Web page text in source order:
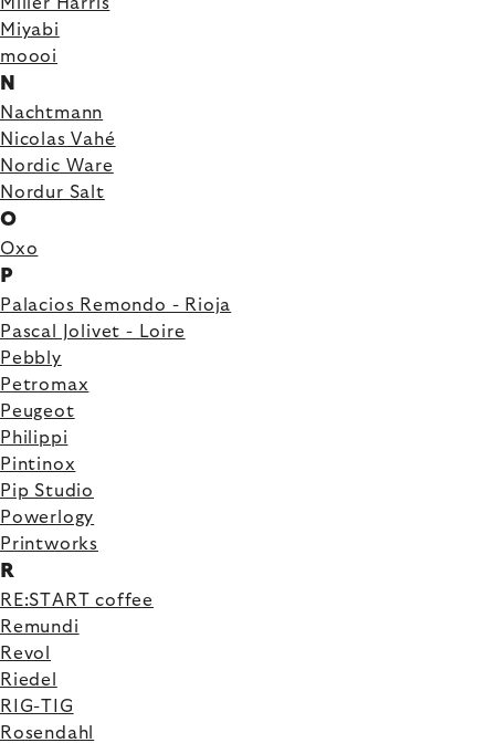
Miyabi
moooi
N
Nachtmann
Nicolas Vahé
Nordic Ware
Nordur Salt
O
Oxo
P
Palacios Remondo - Rioja
Pascal Jolivet - Loire
Pebbly
Petromax
Peugeot
Philippi
Pintinox
Pip Studio
Powerlogy
Printworks
R
RE:START coffee
Remundi
Revol
Riedel
RIG-TIG
Rosendahl